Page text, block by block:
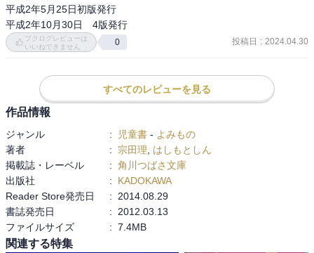
平成2年5月25日初版発行
平成2年10月30日　4版発行
ブクログレビューは
いいねできません
0 投稿日 : 2024.04.30
すべてのレビューを見る
作品情報
ジャンル : 児童書 - よみもの
著者
: 宗田理
はしもとしん
掲載誌・レーベル
: 角川つばさ文庫
出版社
:
KADOKAWA
Reader Store発売日
:
2014.08.29
書誌発売日
:
2012.03.13
ファイルサイズ
: 7.4MB
関連する特集